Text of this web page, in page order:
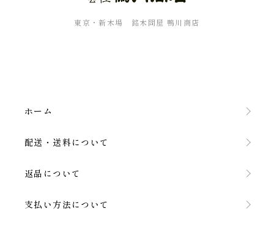
東京・新木場 銘木問屋 鴨川商店
ホーム
配送・送料について
返品について
支払い方法について